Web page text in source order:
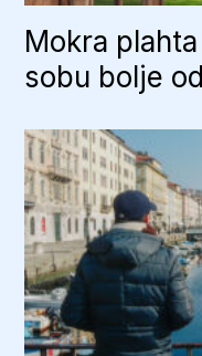
Mokra
sobu bolje